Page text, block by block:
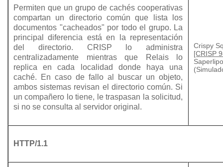
Permiten que un grupo de cachés cooperativas
compartan un directorio común que lista los
documentos "cacheados" por todo el grupo. La
principal diferencia está en la representación
del directorio. CRISP lo administra
centralizadamente mientras que Relais lo
replica en cada localidad donde haya una
caché. En caso de fallo al buscar un objeto,
ambos sistemas revisan el directorio común. Si
un compañero lo tiene, le traspasan la solicitud,
si no se consulta al servidor original.
Crispy
[CRISP
HTTP/1.1